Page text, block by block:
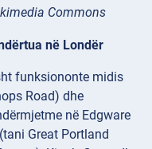
Commons
në Londër
funksiononte midis
Road) dhe
në Edgware
Great Portland